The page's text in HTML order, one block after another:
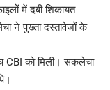
में दबी शिकायत
ने पुख्ता दस्तावेजों के
CBI को मिली। सकलेचा